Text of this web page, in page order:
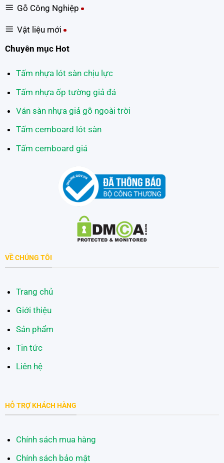
Gỗ Công Nghiệp
Vật liệu mới
Chuyên mục Hot
Tấm nhựa lót sàn chịu lực
Tấm nhựa ốp tường giả đá
Ván sàn nhựa giả gỗ ngoài trời
Tấm cemboard lót sàn
Tấm cemboard giá
VỀ CHÚNG TÔI
Trang chủ
Giới thiệu
Sản phẩm
Tin tức
Liên hệ
HỖ TRỢ KHÁCH HÀNG
Chính sách mua hàng
Chính sách bảo mật